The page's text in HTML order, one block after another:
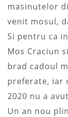
masinutelor
venit mosul,
Si pentru ca
Mos Craciun
brad cadoul
preferate, iar
2020 nu a
Un an nou